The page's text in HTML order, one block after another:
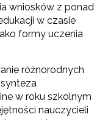
wniosków z ponad
w czasie
formy uczenia
różnorodnych
w roku szkolnym
nauczycieli